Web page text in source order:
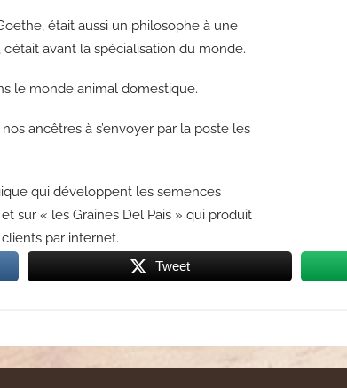
était aussi un philosophe à une
avant la spécialisation du monde.
le monde animal domestique.
ancêtres à s’envoyer par la poste les
qui développent les semences
sur « les Graines Del Pais » qui produit
par internet.
Tweet